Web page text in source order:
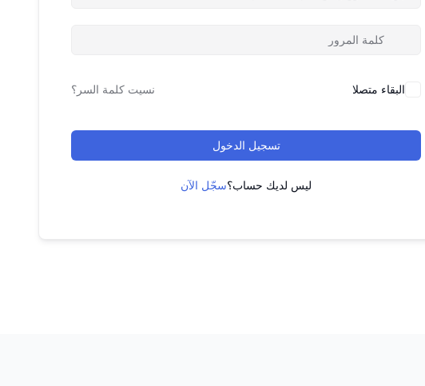
البقاء متصلا نسيت كلمة السر؟
تسجيل الدخول
ليس لديك حساب؟سجّل الآن